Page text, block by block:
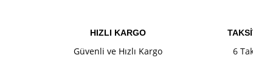
Seri:
Ölçü: 71 cm
HIZLI KARGO
Güvenli ve Hızlı Kargo 6